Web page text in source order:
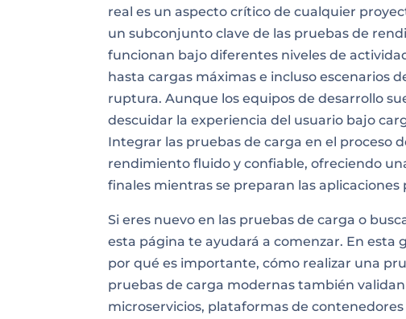
real es un aspecto crítico de cualquier
un subconjunto clave de las pruebas de
funcionan bajo diferentes niveles de
hasta cargas máximas e incluso escenarios
ruptura. Aunque los equipos de desarrollo
descuidar la experiencia del usuario bajo
Integrar las pruebas de carga en el proceso
rendimiento fluido y confiable, ofreciendo
finales mientras se preparan las
Si eres nuevo en las pruebas de carga o
esta página te ayudará a comenzar. En esta
por qué es importante, cómo realizar una
pruebas de carga modernas también
microservicios, plataformas de